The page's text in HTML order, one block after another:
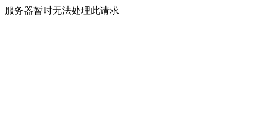
服务器暂时无法处理此请求